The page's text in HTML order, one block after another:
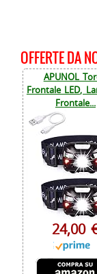
OFFERTE DA
APUNOL
Frontale LED,
Frontale...
24,00